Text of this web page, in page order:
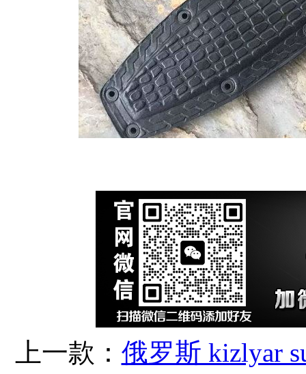
上一款： 俄罗斯 kizlyar